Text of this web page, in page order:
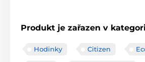
Produkt je zařazen v
Hodinky Citizen